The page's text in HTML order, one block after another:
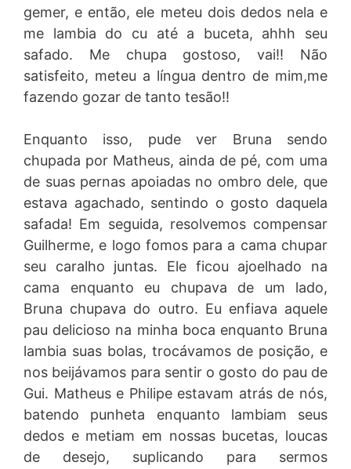
gemer, e então, ele meteu dois dedos nela e
me lambia do cu até a buceta, ahhh seu
safado. Me chupa gostoso, vai!! Não
satisfeito, meteu a língua dentro de mim,me
fazendo gozar de tanto tesão!!
Enquanto isso, pude ver Bruna sendo
chupada por Matheus, ainda de pé, com uma
de suas pernas apoiadas no ombro dele, que
estava agachado, sentindo o gosto daquela
safada! Em seguida, resolvemos compensar
Guilherme, e logo fomos para a cama chupar
seu caralho juntas. Ele ficou ajoelhado na
cama enquanto eu chupava de um lado,
Bruna chupava do outro. Eu enfiava aquele
pau delicioso na minha boca enquanto Bruna
lambia suas bolas, trocávamos de posição, e
nos beijávamos para sentir o gosto do pau de
Gui. Matheus e Philipe estavam atrás de nós,
batendo punheta enquanto lambiam seus
dedos e metiam em nossas bucetas, loucas
de desejo, suplicando para sermos